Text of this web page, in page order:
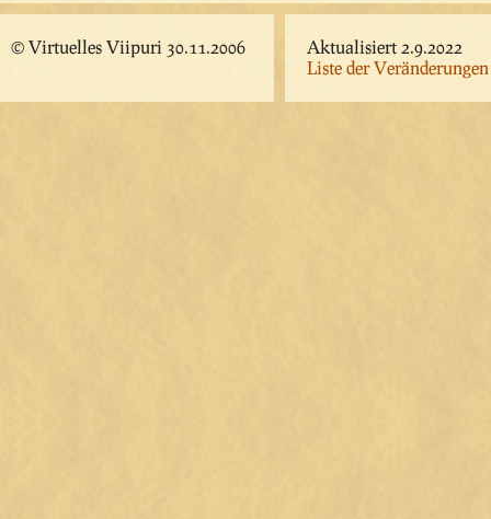
© Virtuelles Viipuri 30.11.2006
Aktualisiert 2.9.2022
Liste der Veränderungen